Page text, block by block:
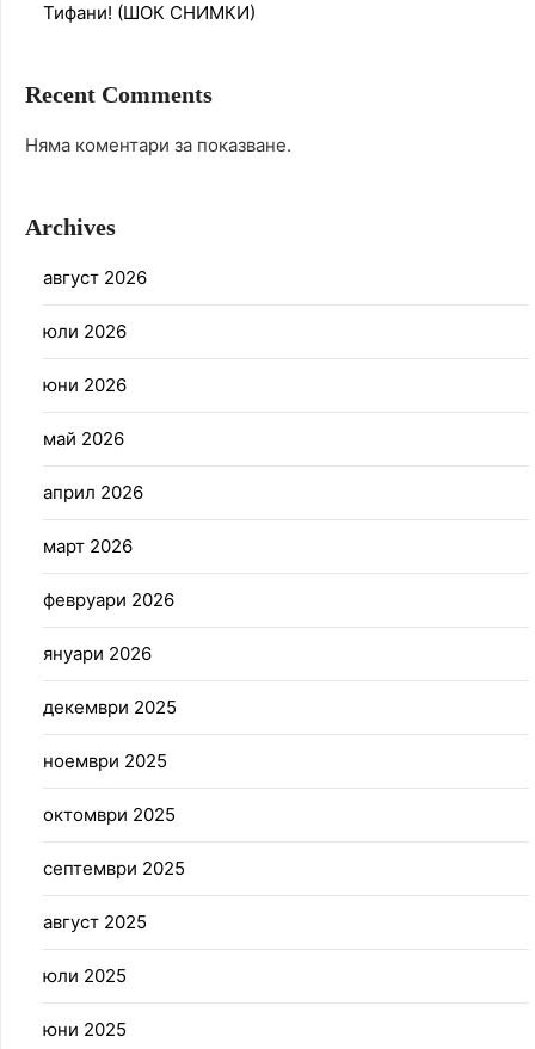
Тифани! (ШОК СНИМКИ)
Recent Comments
Няма коментари за показване.
Archives
август 2026
юли 2026
юни 2026
май 2026
април 2026
март 2026
февруари 2026
януари 2026
декември 2025
ноември 2025
октомври 2025
септември 2025
август 2025
юли 2025
юни 2025